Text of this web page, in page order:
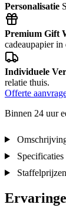
Personalisatie
Premium Gift
cadeaupapier in
Individuele
relatie thuis.
Offerte
Binnen 24 uur
Specificaties
Staffelprijzen